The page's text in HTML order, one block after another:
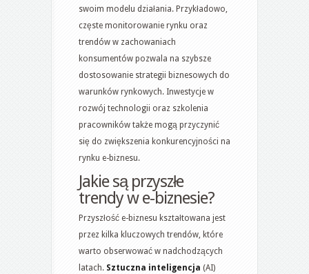
swoim modelu działania. Przykładowo,
częste monitorowanie rynku oraz
trendów w zachowaniach
konsumentów pozwala na szybsze
dostosowanie strategii biznesowych do
warunków rynkowych. Inwestycje w
rozwój technologii oraz szkolenia
pracowników także mogą przyczynić
się do zwiększenia konkurencyjności na
rynku e-biznesu.
Jakie są przyszłe
trendy w e-biznesie?
Przyszłość e-biznesu kształtowana jest
przez kilka kluczowych trendów, które
warto obserwować w nadchodzących
latach. Sztuczna inteligencja (AI)